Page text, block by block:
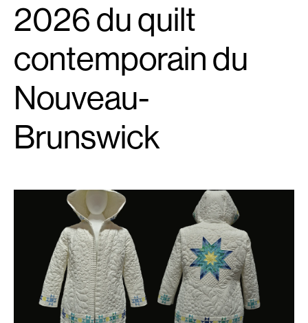
2026 du quilt
contemporain du
Nouveau-
Brunswick